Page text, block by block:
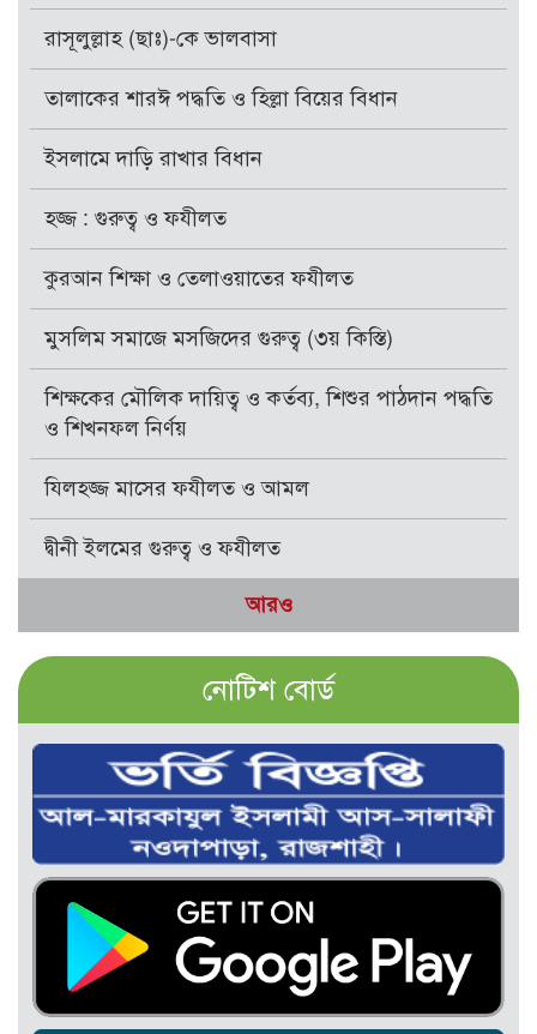
রাসূলুল্লাহ (ছাঃ)-কে ভালবাসা
তালাকের শারঈ পদ্ধতি ও হিল্লা বিয়ের বিধান
ইসলামে দাড়ি রাখার বিধান
হজ্জ : গুরুত্ব ও ফযীলত
কুরআন শিক্ষা ও তেলাওয়াতের ফযীলত
মুসলিম সমাজে মসজিদের গুরুত্ব (৩য় কিস্তি)
শিক্ষকের মৌলিক দায়িত্ব ও কর্তব্য, শিশুর পাঠদান পদ্ধতি
ও শিখনফল নির্ণয়
যিলহজ্জ মাসের ফযীলত ও আমল
দ্বীনী ইলমের গুরুত্ব ও ফযীলত
আরও
নোটিশ বোর্ড